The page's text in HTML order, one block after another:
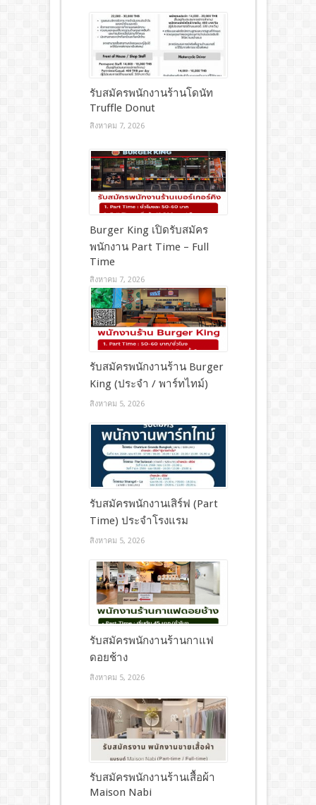
รับสมัครพนักงานร้านโดนัท
Truffle Donut
สิงหาคม 7, 2026
Burger King เปิดรับสมัคร
พนักงาน Part Time – Full
Time
สิงหาคม 7, 2026
รับสมัครพนักงานร้าน Burger
King (ประจำ / พาร์ทไทม์)
สิงหาคม 5, 2026
รับสมัครพนักงานเสิร์ฟ (Part
Time) ประจำโรงแรม
สิงหาคม 5, 2026
รับสมัครพนักงานร้านกาแฟ
ดอยช้าง
สิงหาคม 5, 2026
รับสมัครพนักงานร้านเสื้อผ้า
Maison Nabi